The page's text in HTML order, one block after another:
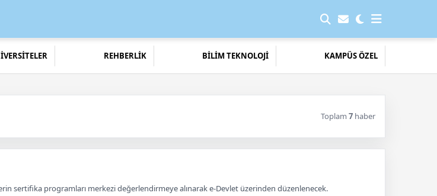
REHBERLİK BİLİM TEKNOLOJİ KAMPÜS ÖZEL
Toplam 7 haber
sertifika programları merkezi değerlendirmeye alınarak e-Devlet üzerinden düzenlenecek.